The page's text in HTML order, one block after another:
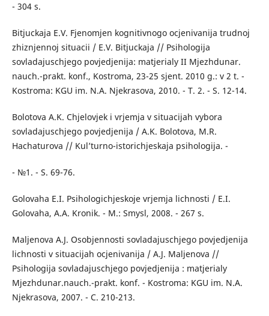
- 304 s.
Bitjuckaja E.V. Fjenomjen kognitivnogo ocjenivanija trudnoj
zhiznjennoj situacii / E.V. Bitjuckaja // Psihologija
sovladajuschjego povjedjenija: matjerialy II Mjezhdunar.
nauch.-prakt. konf., Kostroma, 23-25 sjent. 2010 g.: v 2 t. -
Kostroma: KGU im. N.A. Njekrasova, 2010. - T. 2. - S. 12-14.
Bolotova A.K. Chjelovjek i vrjemja v situacijah vybora
sovladajuschjego povjedjenija / A.K. Bolotova, M.R.
Hachaturova // Kul’turno-istorichjeskaja psihologija. -
- №1. - S. 69-76.
Golovaha E.I. Psihologichjeskoje vrjemja lichnosti / E.I.
Golovaha, A.A. Kronik. - M.: Smysl, 2008. - 267 s.
Maljenova A.J. Osobjennosti sovladajuschjego povjedjenija
lichnosti v situacijah ocjenivanija / A.J. Maljenova //
Psihologija sovladajuschjego povjedjenija : matjerialy
Mjezhdunar.nauch.-prakt. konf. - Kostroma: KGU im. N.A.
Njekrasova, 2007. - C. 210-213.